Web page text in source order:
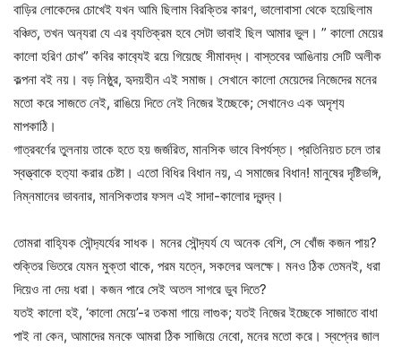
বাড়ির লোকেদের চোখেই যখন আমি ছিলাম বিরক্তির কারণ, ভালোবাসা থেকে হয়েছিলাম
বঞ্চিত, তখন অন‍্যরা যে এর ব‍্যতিক্রম হবে সেটা ভাবাই ছিল আমার ভুল। ” কালো মেয়ের
কালো হরিণ চোখ” কবির কাব‍্যেই রয়ে গিয়েছে সীমাবদ্ধ। বাস্তবের আঙিনায় সেটি অলীক
কল্পনা বই নয়। বড় নিষ্ঠুর, হৃদয়হীন এই সমাজ। সেখানে কালো মেয়েদের নিজেদের মনের
মতো করে সাজতে নেই, রাঙিয়ে দিতে নেই নিজের ইচ্ছেকে; সেখানেও এক অদৃশ‍্য
মাপকাঠি।
গাত্রবর্ণের তুলনায় তাকে হতে হয় জর্জরিত, মানসিক ভাবে বিপর্যস্ত। প্রতিনিয়ত চলে তার
স্বত্ত্বাকে হত‍্যা করার চেষ্টা। এতো বিধির বিধান নয়, এ সমাজের বিধান! মানুষের দৃষ্টিভঙ্গি,
নিম্নমানের ভাবনার, মানসিকতার ফসল এই সাদা-কালোর দ্বন্দ্ব।
তোমরা বাহ‍্যিক সৌন্দ‍্যর্যের সাধক। মনের সৌন্দ‍্যর্য যে অনেক বেশি, সে খোঁজ কজন পায়?
শুক্তির ভিতরে যেমন মুক্তা থাকে, পরম যত্নে, সকলের অলক্ষে। মনও ঠিক তেমনই, ধরা
দিয়েও না দেয় ধরা। কজন পারে সেই অতল সাগরে ডুব দিতে?
যতই কালো হই, ‘কালো মেয়ে’-র তকমা গায়ে লাগুক; যতই নিজের ইচ্ছেকে সাজাতে বাধা
পাই না কেন, আমাদের মনকে আমরা ঠিক সাজিয়ে নেবো, মনের মতো করে। স্বপ্নের জাল